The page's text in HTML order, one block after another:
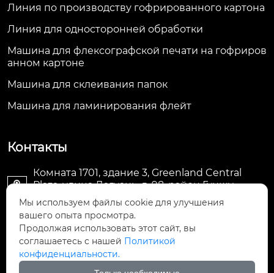
Линия по производству гофрированного картона
Линия для односторонней обработки
Машина для флексографской печати на гофриров
анном картоне
Машина для склеивания папок
Машина для ламинирования флейт
Контакты

Комната 1701, здание 3, Greenland Central
Plaza, улица Дагуань, д. 98, район Гуншу,
Ханчжоу, провинция Чжэцзян, Китай
 machine@royal-packing.com
 +86-571-85829052
Мы используем файлы cookie для улучшения
вашего опыта просмотра.
Продолжая использовать этот сайт, вы
соглашаетесь с нашей Политикой
конфиденциальности.